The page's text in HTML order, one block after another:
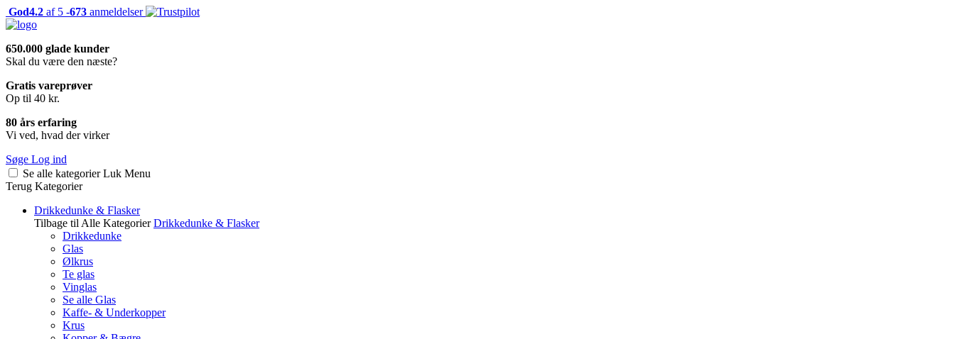
God4.2 af 5 -673 anmeldelser
650.000 glade kunder
Skal du være den næste?
Gratis vareprøver
Op til 40 kr.
80 års erfaring
Vi ved, hvad der virker
Søge Log ind
Se alle kategorier Luk Menu
Terug Kategorier
Drikkedunke & Flasker
Tilbage til Alle Kategorier Drikkedunke & Flasker
Drikkedunke
Glas
Ølkrus
Te glas
Vinglas
Se alle Glas
Kaffe- & Underkopper
Krus